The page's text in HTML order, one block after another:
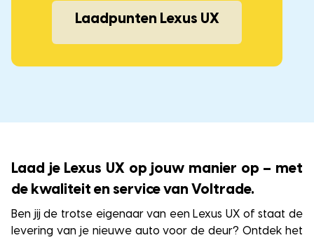
Laadpunten Lexus UX
Laad je Lexus UX op jouw manier op – met
de kwaliteit en service van Voltrade.
Ben jij de trotse eigenaar van een Lexus UX of staat de
levering van je nieuwe auto voor de deur? Ontdek het